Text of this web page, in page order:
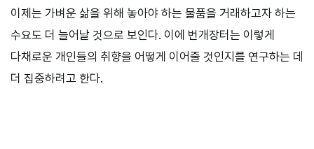
이제는 가벼운 삶을 위해 놓아야 하는 물품을 거래하고자 하는
수요도 더 늘어날 것으로 보인다. 이에 번개장터는 이렇게
다채로운 개인들의 취향을 어떻게 이어줄 것인지를 연구하는 데
더 집중하려고 한다.